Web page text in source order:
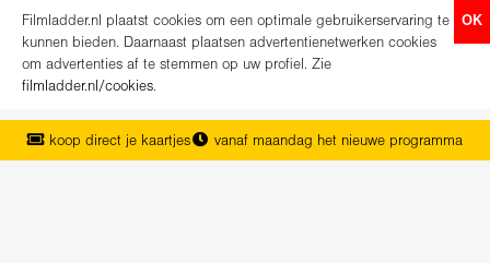
OK
Filmladder.nl plaatst cookies om een optimale gebruikerservaring te
kunnen bieden. Daarnaast plaatsen advertentienetwerken cookies
om advertenties af te stemmen op uw profiel. Zie
filmladder.nl/cookies.
koop direct je kaartjes
vanaf maandag het nieuwe programma
het complete overzicht van Nederland